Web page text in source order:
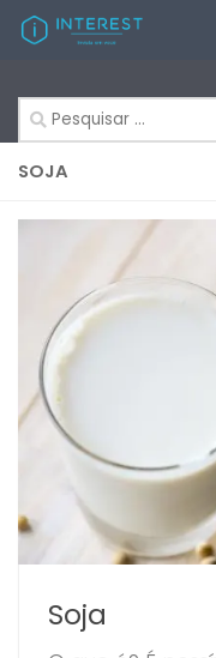
Skip to content
SOJA
Soja